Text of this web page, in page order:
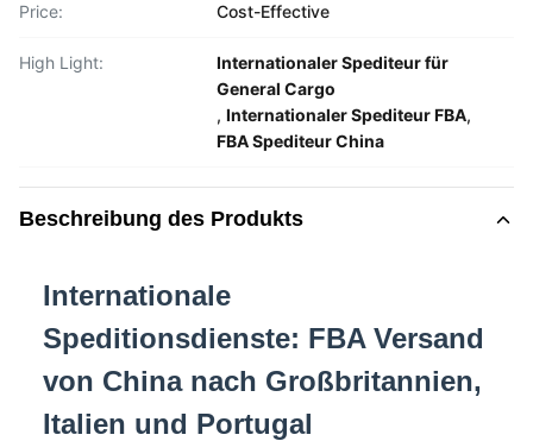
Price: Cost-Effective
High Light:
Internationaler Spediteur für
General Cargo
, Internationaler Spediteur FBA,
FBA Spediteur China
Beschreibung des Produkts
Internationale
Speditionsdienste: FBA Versand
von China nach Großbritannien,
Italien und Portugal